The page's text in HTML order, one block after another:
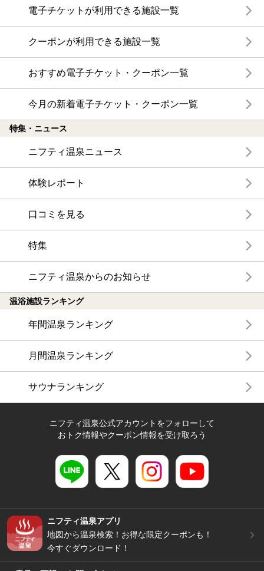
電子チケットが利用できる施設一覧
クーポンが利用できる施設一覧
おすすめ電子チケット・クーポン一覧
今月の新着電子チケット・クーポン一覧
特集・ニュース
ニフティ温泉ニュース
体験レポート
口コミを見る
特集
ニフティ温泉からのお知らせ
温浴施設ランキング
年間温泉ランキング
月間温泉ランキング
サウナランキング
ニフティ温泉公式アカウントをフォローして
おトク情報やクーポン情報を受け取ろう
ニフティ温泉アプリ
地図から温泉検索！お得な限定クーポンも！
今すぐダウンロード！